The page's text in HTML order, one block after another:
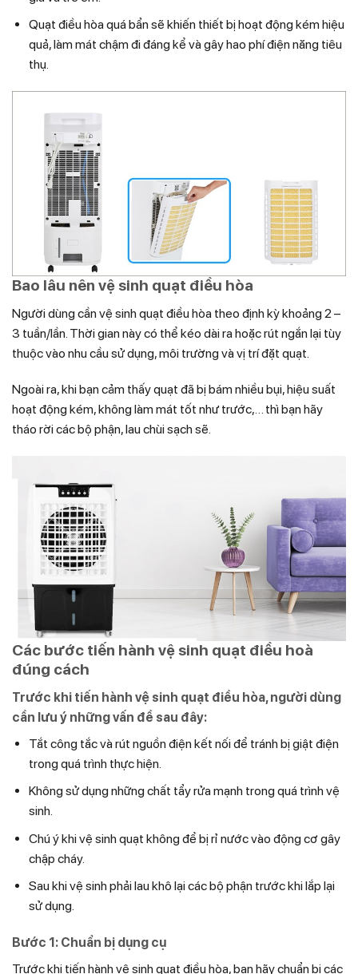
Quạt điều hòa quá bẩn sẽ khiến thiết bị hoạt động kém hiệu
quả, làm mát chậm đi đáng kể và gây hao phí điện năng tiêu
thụ.
Bao lâu nên vệ sinh quạt điều hòa
Người dùng cần vệ sinh quạt điều hòa theo định kỳ khoảng 2 –
3 tuần/lần. Thời gian này có thể kéo dài ra hoặc rút ngắn lại tùy
thuộc vào nhu cầu sử dụng, môi trường và vị trí đặt quạt.
Ngoài ra, khi bạn cảm thấy quạt đã bị bám nhiều bụi, hiệu suất
hoạt động kém, không làm mát tốt như trước,… thì bạn hãy
tháo rời các bộ phận, lau chùi sạch sẽ.
Các bước tiến hành vệ sinh quạt điều hoà
đúng cách
Trước khi tiến hành vệ sinh quạt điều hòa, người dùng
cần lưu ý những vấn đề sau đây:
Tắt công tắc và rút nguồn điện kết nối để tránh bị giật điện
trong quá trình thực hiện.
Không sử dụng những chất tẩy rửa mạnh trong quá trình vệ
sinh.
Chú ý khi vệ sinh quạt không để bị rỉ nước vào động cơ gây
chập cháy.
Sau khi vệ sinh phải lau khô lại các bộ phận trước khi lắp lại
sử dụng.
Bước 1: Chuẩn bị dụng cụ
Trước khi tiến hành vệ sinh quạt điều hòa, bạn hãy chuẩn bị các